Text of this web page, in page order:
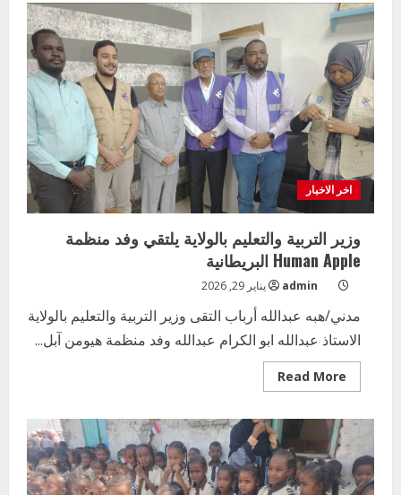
التربية
والتعليم
بالولاية
يترأس
الإجتماع
الثاني
لمجلس
الامتحانات
للعام
٢٠٢٦
اخر الاخبار
وزير التربية والتعليم بالولاية يلتقي وفد منظمة
Human Apple البريطانية
admin يناير 29, 2026
مدني/هبه عبدالله أرباب التقى وزير التربية والتعليم بالولاية
الاستاذ عبدالله ابو الكرام عبدالله وفد منظمة هيومن آبل...
Read More
more
التربية
والتعليم
بالولاية
يلتقي
وفد
منظمة